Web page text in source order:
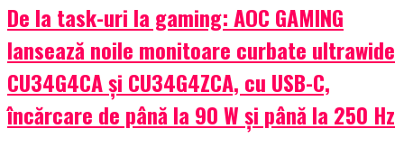
De la task-uri la gaming: AOC GAMING
lansează noile monitoare curbate ultrawide
CU34G4CA și CU34G4ZCA, cu USB-C,
încărcare de până la 90 W și până la 250 Hz